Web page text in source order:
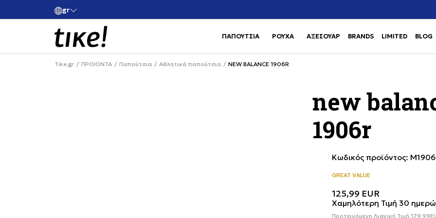
grΚάνε εγγραφή και κέρδισε -10% στην πρώτη σου αγορά
ΠΑΠΟΥΤΣΙΑ Use shift+Enter to open or close
ΡΟΥΧΑ Use shift+Enter to open or close
ΑΞΕΣΟΥΑΡ BRANDS LIMITED BLOG
Tike.gr ΠΡΟΙΟΝΤΑ Παπούτσια Αθλητικά παπούτσια NEW BALANCE 1906R
new
1906r
Κωδικός προϊόντος:
GREAT VALUE
125,99 EUR
Χαμηλότερη Τιμή 30
Προτεινόμενη Λιανική Τιμή:179,99